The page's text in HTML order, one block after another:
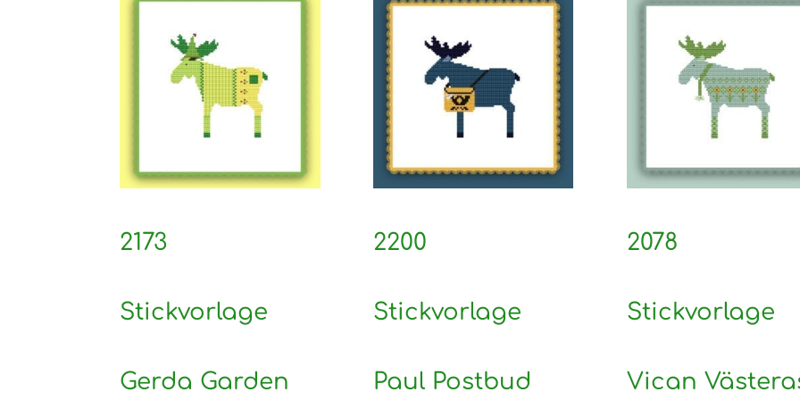
2173
Stickvorlage
Gerda Garden
2200
Stickvorlage
Paul Postbud
2078
Stickvorlage
Vican